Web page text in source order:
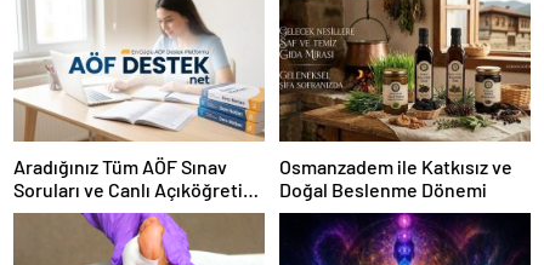
Aradığınız Tüm AÖF Sınav
Soruları ve Canlı Açıköğretim
Forumu Burada
Osmanzadem ile Katkısız ve
Doğal Beslenme Dönemi